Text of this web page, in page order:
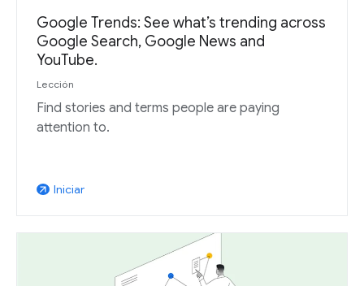
Google Trends: See what’s trending across
Google Search, Google News and
YouTube.
Lección
Find stories and terms people are paying
attention to.
arrow_outward Iniciar